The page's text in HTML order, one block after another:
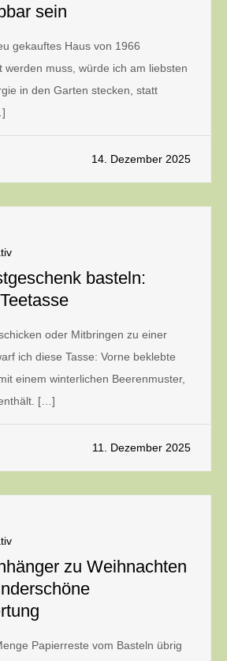
sein
gekauftes Haus von 1966
werden muss, würde ich am liebsten
in den Garten stecken, statt
14. Dezember 2025
basteln:
oder Mitbringen zu einer
ich diese Tasse: Vorne beklebte
einem winterlichen Beerenmuster,
[…]
11. Dezember 2025
zu Weihnachten
Papierreste vom Basteln übrig